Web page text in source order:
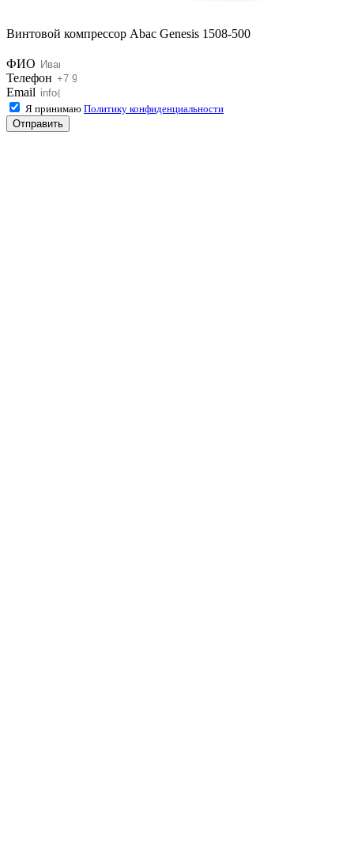
Винтовой компрессор Abac Genesis 1508-500
ФИО
Телефон
Email
Я принимаю Политику конфиденциальности
Отправить